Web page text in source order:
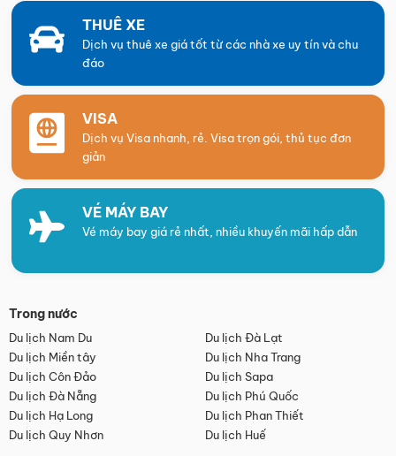
THUÊ XE
Dịch vụ thuê xe giá tốt từ các nhà xe uy tín và chu
đáo
VISA
Dịch vụ Visa nhanh, rẻ. Visa trọn gói, thủ tục đơn
giản
VÉ MÁY BAY
Vé máy bay giá rẻ nhất, nhiều khuyến mãi hấp dẫn
Trong nước
Du lịch Nam Du
Du lịch Đà Lạt
Du lịch Miền tây
Du lịch Nha Trang
Du lịch Côn Đảo
Du lịch Sapa
Du lịch Đà Nẵng
Du lịch Phú Quốc
Du lịch Hạ Long
Du lịch Phan Thiết
Du lịch Quy Nhơn
Du lịch Huế